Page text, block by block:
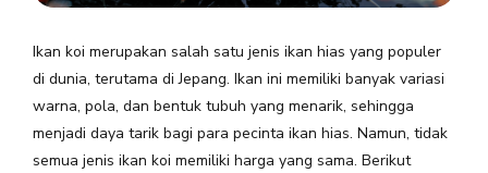
Ikan koi merupakan salah satu jenis ikan hias yang populer
di dunia, terutama di Jepang. Ikan ini memiliki banyak variasi
warna, pola, dan bentuk tubuh yang menarik, sehingga
menjadi daya tarik bagi para pecinta ikan hias. Namun, tidak
semua jenis ikan koi memiliki harga yang sama. Berikut